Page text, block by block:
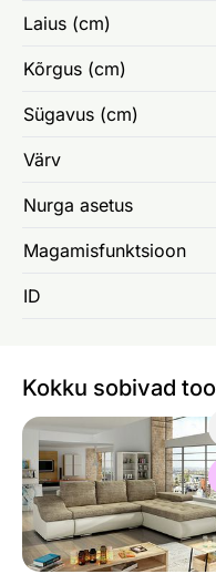
Laius (cm)
Kõrgus (cm)
Sügavus (cm)
Värv
Nurga asetus
Magamisfunktsioon
ID
Kokku sobivad
Pesukastiga
Otsi sarnaseid